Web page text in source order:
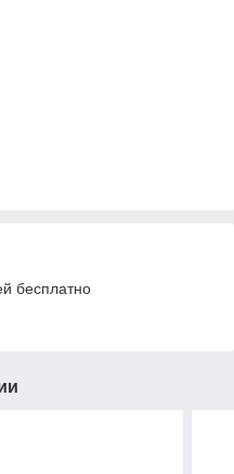
бесплатно